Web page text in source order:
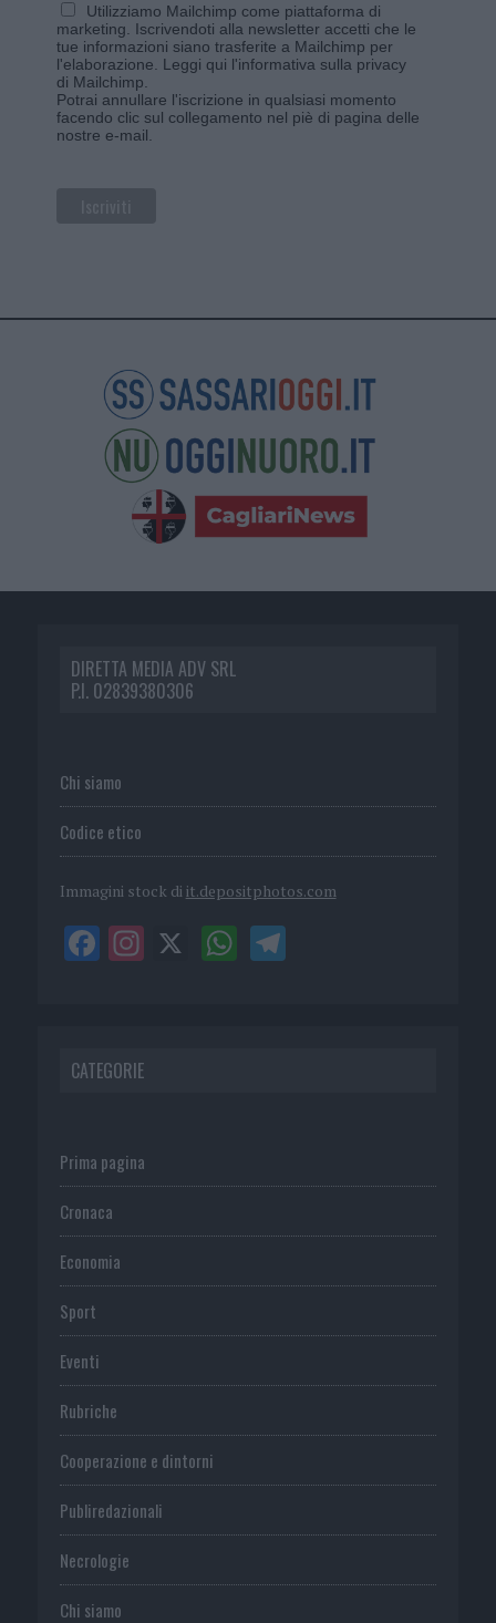
Utilizziamo Mailchimp come piattaforma di
marketing. Iscrivendoti alla newsletter accetti che le
tue informazioni siano trasferite a Mailchimp per
l'elaborazione. Leggi qui l'informativa sulla privacy
di Mailchimp
Potrai annullare l'iscrizione in qualsiasi momento
facendo clic sul collegamento nel piè di pagina delle
nostre e-mail.
DIRETTA MEDIA ADV SRL
P.I. 02839380306
Chi siamo
Codice etico
Immagini stock di it.depositphotos.com
CATEGORIE
Prima pagina
Cronaca
Economia
Sport
Eventi
Rubriche
Cooperazione e dintorni
Publiredazionali
Necrologie
Chi siamo